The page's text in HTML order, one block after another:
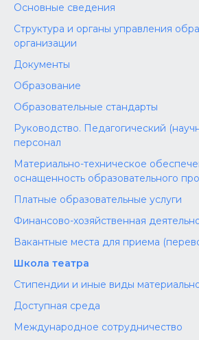
Основные сведения
Структура и органы управления
организации
Документы
Образование
Образовательные стандарты
Руководство. Педагогический
персонал
Материально-техническое
оснащенность образовательного
Платные образовательные услуги
Финансово-хозяйственная
Вакантные места для приема
Школа театра
Стипендии и иные виды
Доступная среда
Международное сотрудничество